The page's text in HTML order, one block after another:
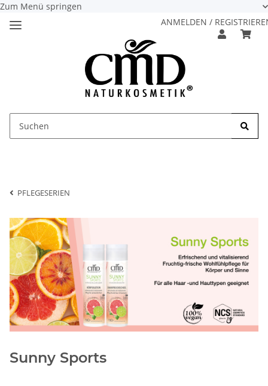
Zum Menü springen
ANMELDEN /
PFLEGESERIEN
Sunny Sports